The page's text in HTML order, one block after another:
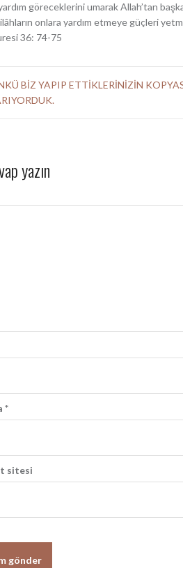
göreceklerini umarak Allah’tan
onlara yardım etmeye güçleri
36: 74-75
BİZ YAPIP ETTİKLERİNİZİN
yazın
*
sitesi